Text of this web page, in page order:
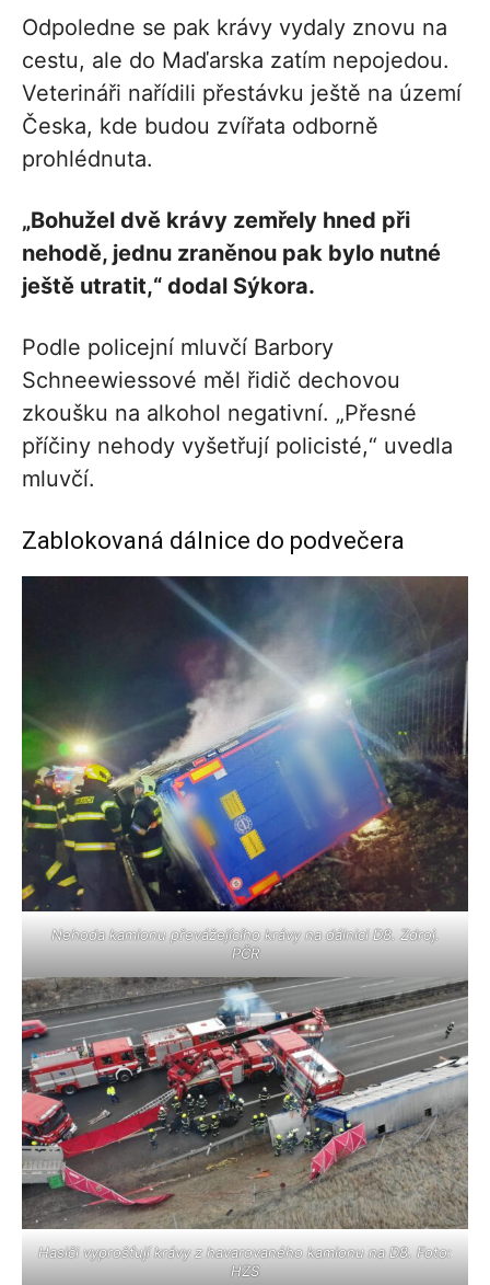
Odpoledne se pak krávy vydaly znovu na
cestu, ale do Maďarska zatím nepojedou.
Veterináři nařídili přestávku ještě na území
Česka, kde budou zvířata odborně
prohlédnuta.
„Bohužel dvě krávy zemřely hned při
nehodě, jednu zraněnou pak bylo nutné
ještě utratit,“ dodal Sýkora.
Podle policejní mluvčí Barbory
Schneewiessové měl řidič dechovou
zkoušku na alkohol negativní. „Přesné
příčiny nehody vyšetřují policisté,“ uvedla
mluvčí.
Zablokovaná dálnice do podvečera
Nehoda kamionu převážejícího krávy na dálnici D8. Zdroj.
PČR
Hasiči vyprošťují krávy z havarovaného kamionu na D8. Foto:
HZS